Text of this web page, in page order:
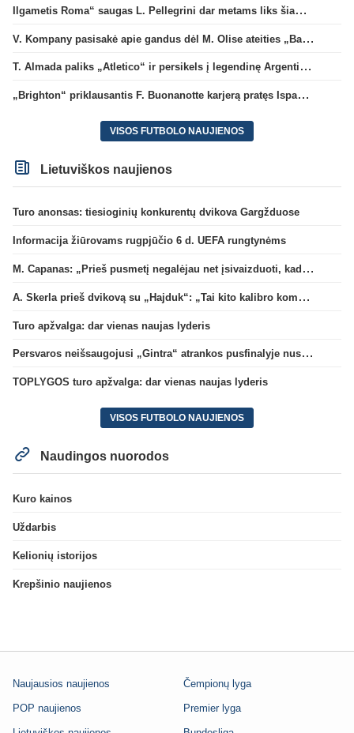
Ilgametis Roma“ saugas L. Pellegrini dar metams liks šiame klube
V. Kompany pasisakė apie gandus dėl M. Olise ateities „Bayern“ gretose
T. Almada paliks „Atletico“ ir persikels į legendinę Argentinos ekipą
„Brighton“ priklausantis F. Buonanotte karjerą pratęs Ispanijoje
VISOS FUTBOLO NAUJIENOS
Lietuviškos naujienos
Turo anonsas: tiesioginių konkurentų dvikova Gargžduose
Informacija žiūrovams rugpjūčio 6 d. UEFA rungtynėms
M. Capanas: „Prieš pusmetį negalėjau net įsivaizduoti, kad žaisime prieš „Hajduk“
A. Skerla prieš dvikovą su „Hajduk“: „Tai kito kalibro komanda“
Turo apžvalga: dar vienas naujas lyderis
Persvaros neišsaugojusi „Gintra“ atrankos pusfinalyje nusileido Škotijos čempionėms
TOPLYGOS turo apžvalga: dar vienas naujas lyderis
VISOS FUTBOLO NAUJIENOS
Naudingos nuorodos
Kuro kainos
Uždarbis
Kelionių istorijos
Krepšinio naujienos
Naujausios naujienos
POP naujienos
Čempionų lyga
Premier lyga